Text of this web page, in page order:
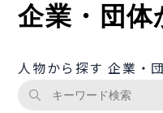
企業・団体
人物から探す 企業・